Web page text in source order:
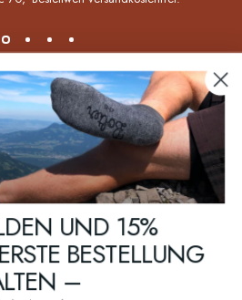
UND 15%
BESTELLUNG
–